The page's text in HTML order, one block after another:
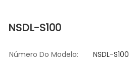
NSDL-S100
Número Do Modelo: NSDL-S100